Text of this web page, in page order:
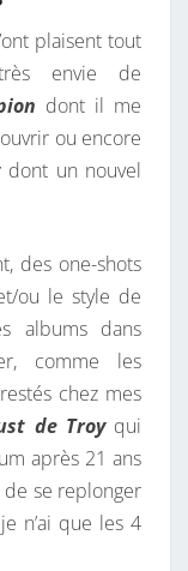
plaisent tout
envie de
dont il me
ou encore
dont un nouvel
des one-shots
ou le style de
albums dans
comme les
chez mes
de Troyqui
après 21 ans
se replonger
n’ai que les 4